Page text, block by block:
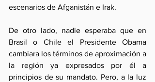
escenarios de Afganistán e Irak.
De otro lado, nadie esperaba que en
Brasil o Chile el Presidente Obama
cambiara los términos de aproximación a
la región ya expresados por él a
principios de su mandato. Pero, a la luz